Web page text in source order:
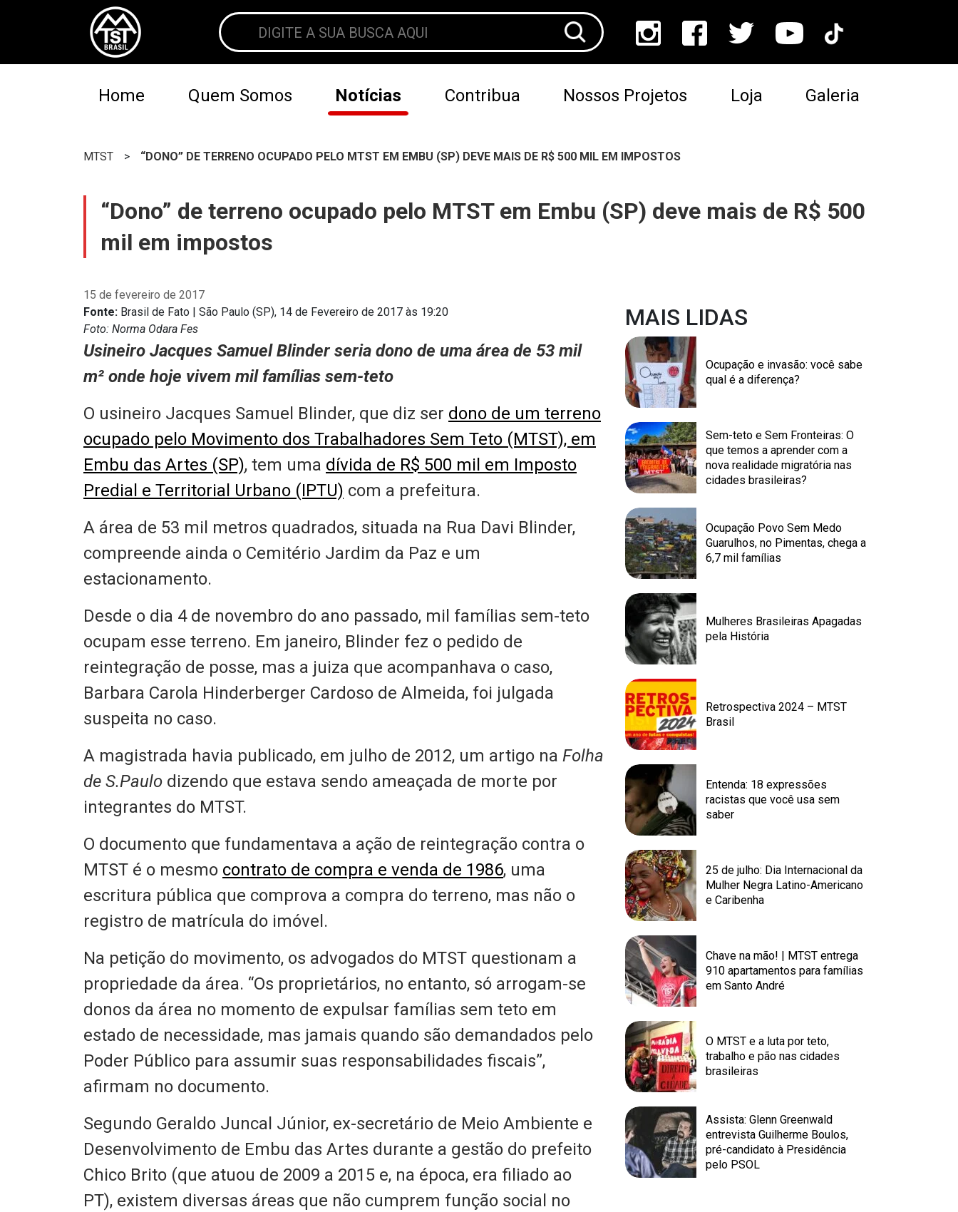
Home Quem Somos Notícias Contribua Nossos Projetos Loja Galeria
MTST > “DONO” DE TERRENO OCUPADO PELO MTST EM EMBU (SP) DEVE MAIS DE R$ 500 MIL EM IMPOSTOS
“Dono” de terreno ocupado pelo MTST em Embu (SP) deve mais de R$ 500
mil em impostos
15 de fevereiro de 2017
Fonte: Brasil de Fato | São Paulo (SP), 14 de Fevereiro de 2017 às 19:20
Foto: Norma Odara Fes
Usineiro Jacques Samuel Blinder seria dono de uma área de 53 mil
m² onde hoje vivem mil famílias sem-teto
O usineiro Jacques Samuel Blinder, que diz ser dono de um terreno
ocupado pelo Movimento dos Trabalhadores Sem Teto (MTST), em
Embu das Artes (SP), tem uma dívida de R$ 500 mil em Imposto
Predial e Territorial Urbano (IPTU) com a prefeitura.
A área de 53 mil metros quadrados, situada na Rua Davi Blinder,
compreende ainda o Cemitério Jardim da Paz e um
estacionamento.
Desde o dia 4 de novembro do ano passado, mil famílias sem-teto
ocupam esse terreno. Em janeiro, Blinder fez o pedido de
reintegração de posse, mas a juiza que acompanhava o caso,
Barbara Carola Hinderberger Cardoso de Almeida, foi julgada
suspeita no caso.
A magistrada havia publicado, em julho de 2012, um artigo na Folha
de S.Paulo dizendo que estava sendo ameaçada de morte por
integrantes do MTST.
O documento que fundamentava a ação de reintegração contra o
MTST é o mesmo contrato de compra e venda de 1986, uma
escritura pública que comprova a compra do terreno, mas não o
registro de matrícula do imóvel.
Na petição do movimento, os advogados do MTST questionam a
propriedade da área. “Os proprietários, no entanto, só arrogam-se
donos da área no momento de expulsar famílias sem teto em
estado de necessidade, mas jamais quando são demandados pelo
Poder Público para assumir suas responsabilidades fiscais”,
afirmam no documento.
Segundo Geraldo Juncal Júnior, ex-secretário de Meio Ambiente e
Desenvolvimento de Embu das Artes durante a gestão do prefeito
Chico Brito (que atuou de 2009 a 2015 e, na época, era filiado ao
PT), existem diversas áreas que não cumprem função social no
MAIS LIDAS
Ocupação e invasão: você sabe
qual é a diferença?
Sem-teto e Sem Fronteiras: O
que temos a aprender com a
nova realidade migratória nas
cidades brasileiras?
Ocupação Povo Sem Medo
Guarulhos, no Pimentas, chega a
6,7 mil famílias
Mulheres Brasileiras Apagadas
pela História
Retrospectiva 2024 – MTST
Brasil
Entenda: 18 expressões
racistas que você usa sem
saber
25 de julho: Dia Internacional da
Mulher Negra Latino-Americano
e Caribenha
Chave na mão! | MTST entrega
910 apartamentos para famílias
em Santo André
O MTST e a luta por teto,
trabalho e pão nas cidades
brasileiras
Assista: Glenn Greenwald
entrevista Guilherme Boulos,
pré-candidato à Presidência
pelo PSOL